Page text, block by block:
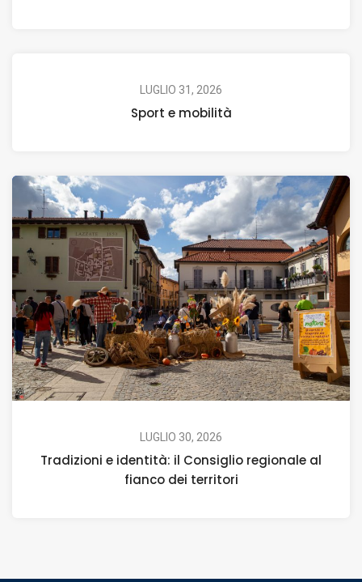
LUGLIO 31, 2026
Sport e mobilità
LUGLIO 30, 2026
Tradizioni e identità: il Consiglio regionale al
fianco dei territori